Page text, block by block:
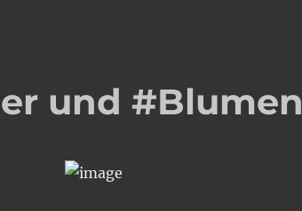
und #Blumen